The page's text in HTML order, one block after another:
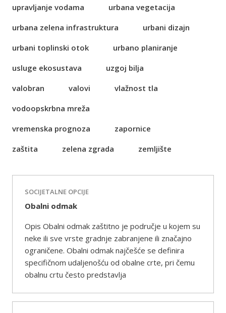
upravljanje vodama
urbana vegetacija
urbana zelena infrastruktura
urbani dizajn
urbani toplinski otok
urbano planiranje
usluge ekosustava
uzgoj bilja
valobran
valovi
vlažnost tla
vodoopskrbna mreža
vremenska prognoza
zapornice
zaštita
zelena zgrada zemljište
SOCIJETALNE OPCIJE
Obalni odmak
Opis Obalni odmak zaštitno je područje u kojem su
neke ili sve vrste gradnje zabranjene ili značajno
ograničene. Obalni odmak najčešće se definira
specifičnom udaljenošću od obalne crte, pri čemu
obalnu crtu često predstavlja